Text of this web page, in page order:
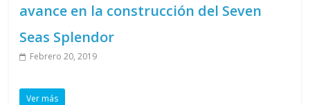
avance en la construcción del Seven
Seas Splendor
Febrero 20, 2019
Ver más